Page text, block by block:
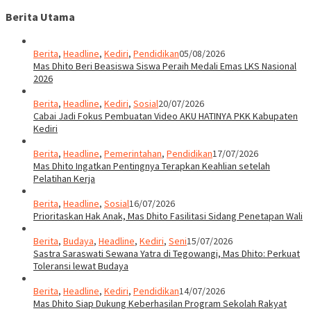
Berita Utama
Berita, Headline, Kediri, Pendidikan05/08/2026
Mas Dhito Beri Beasiswa Siswa Peraih Medali Emas LKS Nasional
2026
Berita, Headline, Kediri, Sosial20/07/2026
Cabai Jadi Fokus Pembuatan Video AKU HATINYA PKK Kabupaten
Kediri
Berita, Headline, Pemerintahan, Pendidikan17/07/2026
Mas Dhito Ingatkan Pentingnya Terapkan Keahlian setelah
Pelatihan Kerja
Berita, Headline, Sosial16/07/2026
Prioritaskan Hak Anak, Mas Dhito Fasilitasi Sidang Penetapan Wali
Berita, Budaya, Headline, Kediri, Seni15/07/2026
Sastra Saraswati Sewana Yatra di Tegowangi, Mas Dhito: Perkuat
Toleransi lewat Budaya
Berita, Headline, Kediri, Pendidikan14/07/2026
Mas Dhito Siap Dukung Keberhasilan Program Sekolah Rakyat